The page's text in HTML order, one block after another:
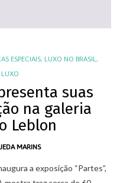
ESPECIAIS, LUXO NO BRASIL ,
suas
na galeria
Leblon
MARINS
a exposição “Partes”,